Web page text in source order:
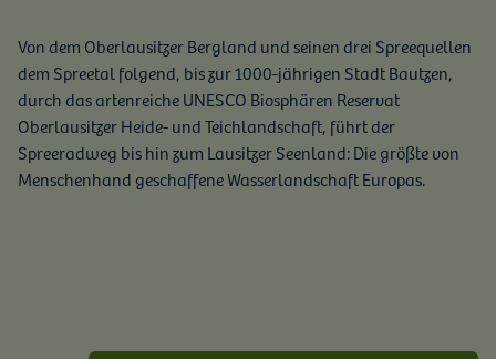
Von dem Oberlausitzer Bergland und seinen drei Spreequellen
dem Spreetal folgend, bis zur 1000-jährigen Stadt Bautzen,
durch das artenreiche UNESCO Biosphären Reservat
Oberlausitzer Heide- und Teichlandschaft, führt der
Spreeradweg bis hin zum Lausitzer Seenland: Die größte von
Menschenhand geschaffene Wasserlandschaft Europas.